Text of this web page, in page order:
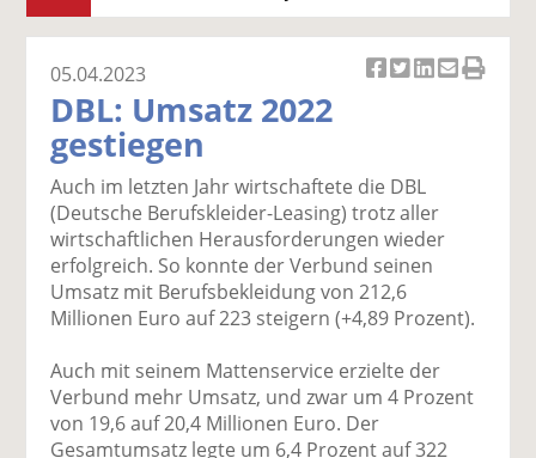
u
c
el
a
uf
F
ac
e
b
o
o
k
te
el
t
wi
tt
er
n
el
a
uf
Li
n
e
di
n
te
il
E
l
se
n
n
05.04.2023
DBL: Umsatz 2022
gestiegen
Auch im letzten Jahr wirtschaftete die DBL
(Deutsche Berufskleider-Leasing) trotz aller
wirtschaftlichen Herausforderungen wieder
erfolgreich. So konnte der Verbund seinen
Umsatz mit Berufsbekleidung von 212,6
Millionen Euro auf 223 steigern (+4,89 Prozent).
Auch mit seinem Mattenservice erzielte der
Verbund mehr Umsatz, und zwar um 4 Prozent
von 19,6 auf 20,4 Millionen Euro. Der
Gesamtumsatz legte um 6,4 Prozent auf 322